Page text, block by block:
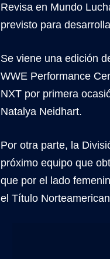
Revisa en Mundo
previsto para
Se viene una edición
WWE Performance
NXT por primera
Natalya Neidhart.
Por otra parte, la
próximo equipo que
que por el lado
el Título